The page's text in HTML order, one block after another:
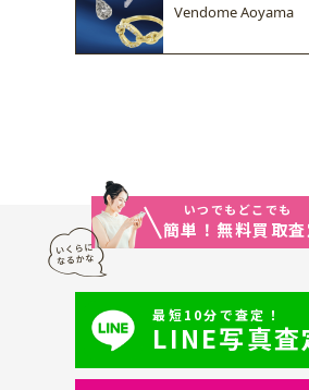
Vendome Aoyama
いつでもどこでも
簡単！無料買取査
最短10分で査定！
LINE写真査